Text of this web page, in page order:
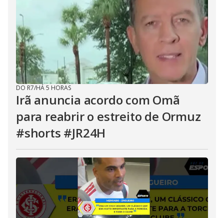
DO R7/HÁ 5 HORAS
Irã anuncia acordo com Omã
para reabrir o estreito de Ormuz
#shorts #JR24H